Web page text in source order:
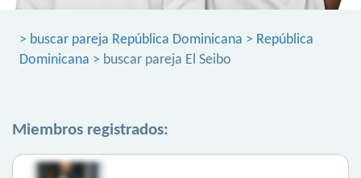
> buscar pareja República Dominicana > República
Dominicana > buscar pareja El Seibo
Miembros registrados: